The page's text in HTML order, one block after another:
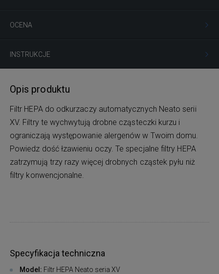
OCENA
INSTRUKCJE
Opis produktu
Filtr HEPA do odkurzaczy automatycznych Neato serii
XV. Filtry te wychwytują drobne cząsteczki kurzu i
ograniczają występowanie alergenów w Twoim domu.
Powiedz dość łzawieniu oczy. Te specjalne filtry HEPA
zatrzymują trzy razy więcej drobnych cząstek pyłu niż
filtry konwencjonalne.
Specyfikacja techniczna
Model: Filtr HEPA Neato seria XV